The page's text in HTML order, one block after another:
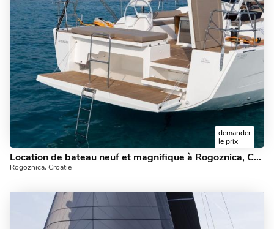
demander
le prix
Location de bateau neuf et magnifique à Rogoznica, Croatie - mettez les voiles sur une incroyable location de yacht.
Rogoznica, Croatie